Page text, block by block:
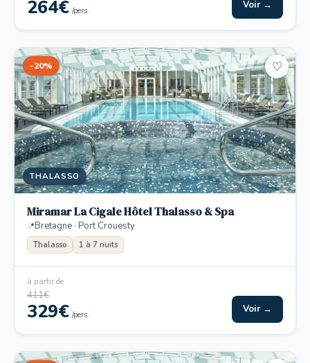
264€ /pers. Voir →
-20%
THALASSO
♡
Miramar La Cigale Hôtel Thalasso & Spa
Bretagne · Port Crouesty
Thalasso 1 à 7 nuits
à partir de
411€
329€ /pers. Voir →